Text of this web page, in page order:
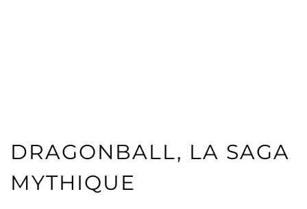
DRAGONBALL, LA SAGA
MYTHIQUE